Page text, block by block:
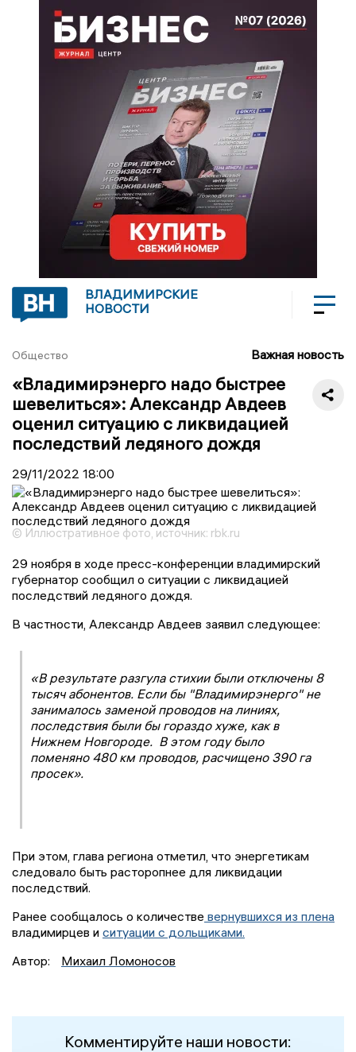
ВЛАДИМИРСКИЕ
НОВОСТИ
Общество Важная новость
«Владимирэнерго надо быстрее
шевелиться»: Александр Авдеев
оценил ситуацию с ликвидацией
последствий ледяного дождя
29/11/2022 18:00
© Иллюстративное фото, источник: rbk.ru
29 ноября в ходе пресс-конференции владимирский
губернатор сообщил о ситуации с ликвидацией
последствий ледяного дождя.
В частности, Александр Авдеев заявил следующее:
«В результате разгула стихии были отключены 8
тысяч абонентов. Если бы "Владимирэнерго" не
занималось заменой проводов на линиях,
последствия были бы гораздо хуже, как в
Нижнем Новгороде. В этом году было
поменяно 480 км проводов, расчищено 390 га
просек».
При этом, глава региона отметил, что энергетикам
следовало быть расторопнее для ликвидации
последствий.
Ранее сообщалось о количестве вернувшихся из плена
владимирцев и ситуации с дольщиками.
Автор:
Михаил Ломоносов
Комментируйте наши новости: